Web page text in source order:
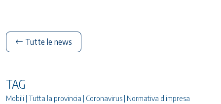
Tutte le news
TAG
Mobili | Tutta la provincia | Coronavirus | Normativa d'impresa